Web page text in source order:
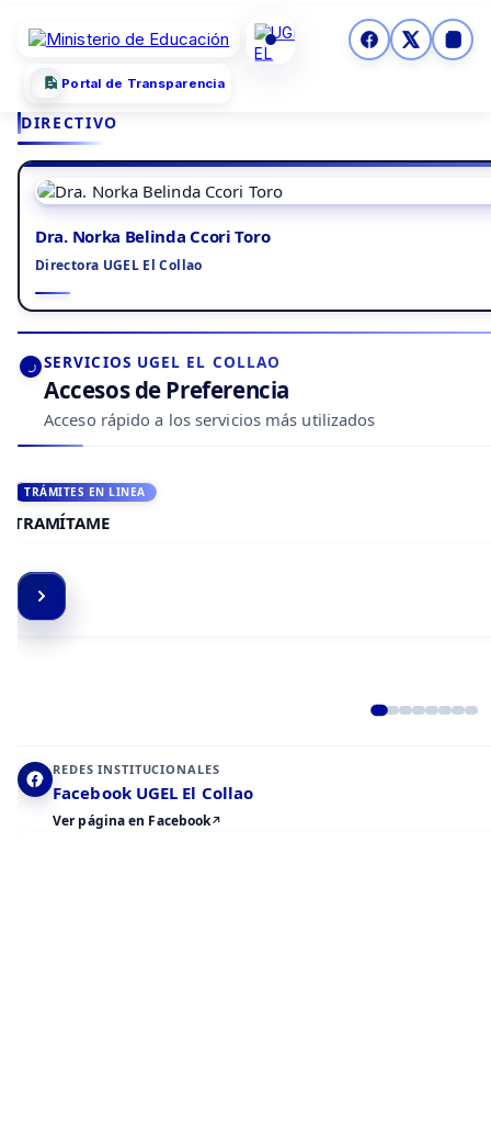
Portal de Transparencia
DIRECTIVO
Dra. Norka Belinda Ccori Toro
Directora UGEL El Collao
SERVICIOS UGEL EL COLLAO
Accesos de Preferencia
Acceso rápido a los servicios más utilizados
ACCEDE A AULA VIRTUAL
CAMPUS VIRTUAL
REDES INSTITUCIONALES
Facebook UGEL El Collao
Ver página en Facebook